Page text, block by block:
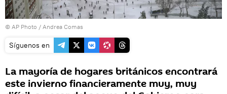
© AP Photo / Andrea Comas
Síguenos en
La mayoría de hogares británicos encontrará
este invierno financieramente muy, muy